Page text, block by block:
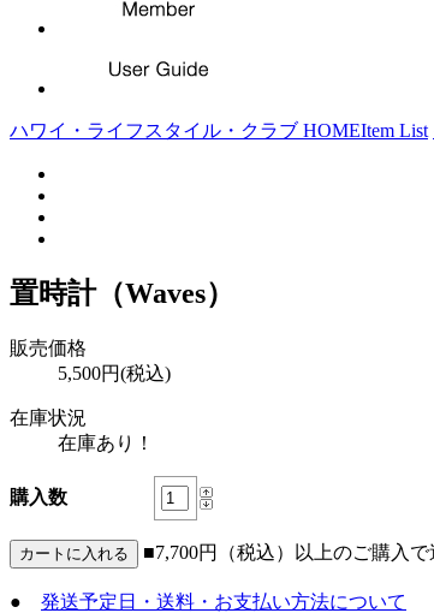
ハワイ・ライフスタイル・クラブ HOMEItem List
置時計（Waves）
販売価格
5,500円(税込)
在庫状況
在庫あり！
購入数
■7,700円（税込）以上のご購入
● 発送予定日・送料・お支払い方法について